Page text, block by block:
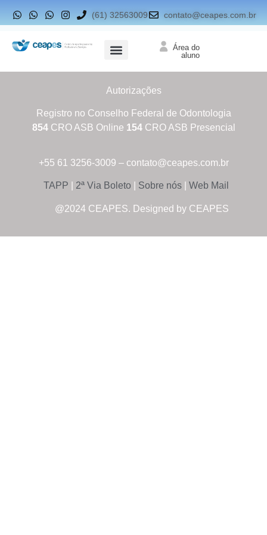
(61) 32563009 contato@ceapes.com.br
Área do
aluno
Autorizações
Registro no Conselho Federal de Odontologia
854CRO ASB Online 154CRO ASB Presencial
+55 61 3256-3009 – contato@ceapes.com.br
TAPP 2ª Via Boleto| Sobre nós| Web Mail
@2024 CEAPES. Designed by CEAPES